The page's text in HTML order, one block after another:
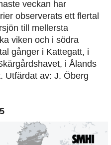
veckan har
observerats ett flertal
till mellersta
viken och i södra
gånger i Kattegatt, i
i Ålands
Utfärdat av: J. Öberg